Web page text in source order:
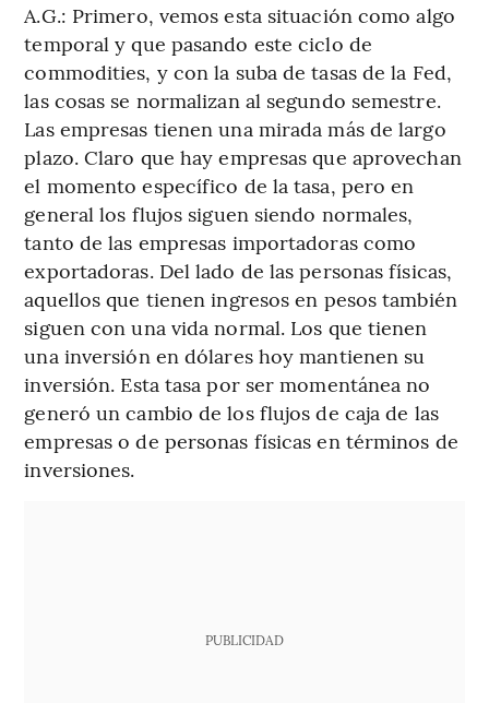
A.G.: Primero, vemos esta situación como algo
temporal y que pasando este ciclo de
commodities, y con la suba de tasas de la Fed,
las cosas se normalizan al segundo semestre.
Las empresas tienen una mirada más de largo
plazo. Claro que hay empresas que aprovechan
el momento específico de la tasa, pero en
general los flujos siguen siendo normales,
tanto de las empresas importadoras como
exportadoras. Del lado de las personas físicas,
aquellos que tienen ingresos en pesos también
siguen con una vida normal. Los que tienen
una inversión en dólares hoy mantienen su
inversión. Esta tasa por ser momentánea no
generó un cambio de los flujos de caja de las
empresas o de personas físicas en términos de
inversiones.
PUBLICIDAD